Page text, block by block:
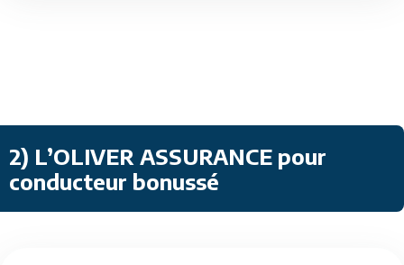
2) L’OLIVER ASSURANCE pour
conducteur bonussé